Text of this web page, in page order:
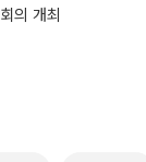
의 개최